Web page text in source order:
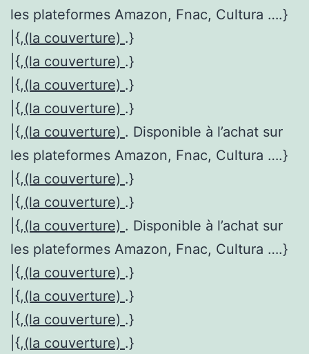
les plateformes Amazon, Fnac, Cultura ….}
|{,(la couverture) .}
|{,(la couverture) .}
|{,(la couverture) .}
|{,(la couverture) .}
|{,(la couverture) . Disponible à l’achat sur
les plateformes Amazon, Fnac, Cultura ….}
|{,(la couverture) .}
|{,(la couverture) .}
|{,(la couverture) . Disponible à l’achat sur
les plateformes Amazon, Fnac, Cultura ….}
|{,(la couverture) .}
|{,(la couverture) .}
|{,(la couverture) .}
|{,(la couverture) .}